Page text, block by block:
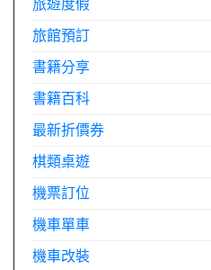
旅遊度假
旅館預訂
書籍分享
書籍百科
最新折價券
棋類桌遊
機票訂位
機車單車
機車改裝